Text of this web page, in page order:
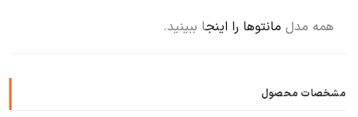
همه مدل مانتوها را اینجا ببینید.
مشخصات محصول